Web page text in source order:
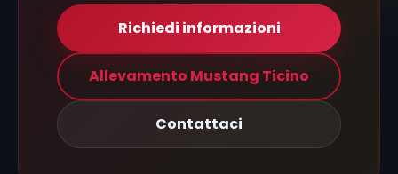
Richiedi informazioni
Allevamento Mustang Ticino
Contattaci